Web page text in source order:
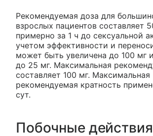
Рекомендуемая доза для
взрослых пациентов составляет
примерно за 1 ч до сексуальной
учетом эффективности и
может быть увеличена до 100 мг
до 25 мг. Максимальная
составляет 100 мг. Максимальная
рекомендуемая кратность
сут.
Побочные действия